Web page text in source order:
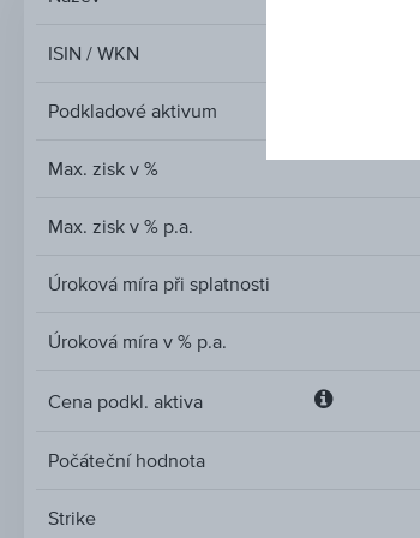
ISIN / WKN
Podkladové aktivum
Max. zisk v %
Max. zisk v % p.a.
Úroková míra při splatnosti
Úroková míra v % p.a.
Cena podkl. aktiva
Počáteční hodnota
Strike